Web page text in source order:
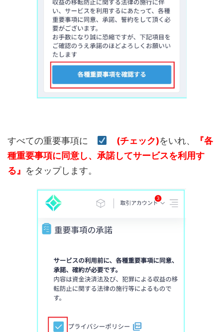
すべての重要事項に (チェック)をいれ、
『各
種重要事項に同意し、承諾してサービスを利用す
る』 をタップします。